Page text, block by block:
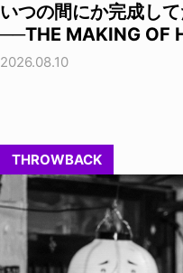
いつの間にか完成し
──THE MAKING OF
2026.08.10
THROWBACK